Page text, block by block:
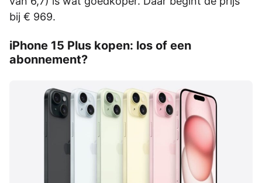
bij € 969.
iPhone 15 Plus kopen: los of een
abonnement?